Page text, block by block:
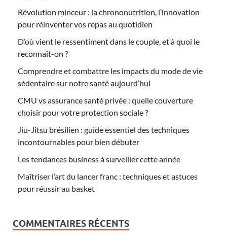
Révolution minceur : la chrononutrition, l’innovation
pour réinventer vos repas au quotidien
D’où vient le ressentiment dans le couple, et à quoi le
reconnaît-on ?
Comprendre et combattre les impacts du mode de vie
sédentaire sur notre santé aujourd’hui
CMU vs assurance santé privée : quelle couverture
choisir pour votre protection sociale ?
Jiu-Jitsu brésilien : guide essentiel des techniques
incontournables pour bien débuter
Les tendances business à surveiller cette année
Maîtriser l’art du lancer franc : techniques et astuces
pour réussir au basket
COMMENTAIRES RÉCENTS